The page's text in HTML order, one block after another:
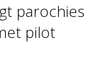
parochies
pilot